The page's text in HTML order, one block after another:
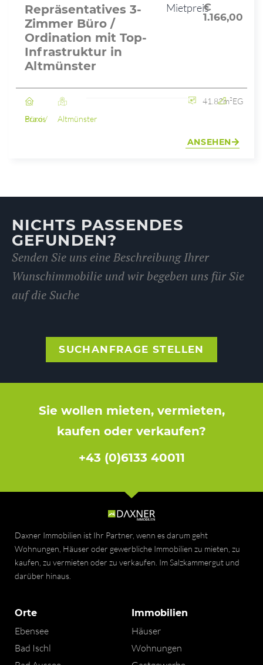
Repräsentatives 3-
Zimmer Büro /
Ordination mit Top-
Infrastruktur in
Altmünster
Mietpreis
€
1.166,00
Büro / Praxis Altmünster
41.82m²EG
ANSEHEN
NICHTS PASSENDES
GEFUNDEN?
Senden Sie uns eine Beschreibung Ihrer
Wunschimmobilie und wir begeben uns für Sie
auf die Suche
SUCHANFRAGE STELLEN
Sie wollen mieten, vermieten,
kaufen oder verkaufen?
+43 (0)6133 40011
Daxner Immobilien ist Ihr Partner, wenn es darum geht
Wohnungen, Häuser oder gewerbliche Immobilien zu mieten, zu
kaufen, zu vermieten oder zu verkaufen. Im Salzkammergut und
darüber hinaus.
Orte
Ebensee
Bad Ischl
Immobilien
Häuser
Wohnungen